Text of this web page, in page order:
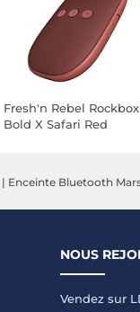
Fresh'n Rebel Rockbox
Bold X Safari Red
| Enceinte Bluetooth
NOUS
Vendez sur